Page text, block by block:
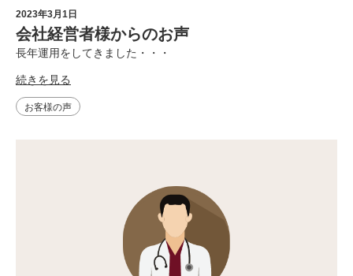
2023年3月1日
会社経営者様からのお声
長年運用をしてきました・・・
続きを見る
お客様の声